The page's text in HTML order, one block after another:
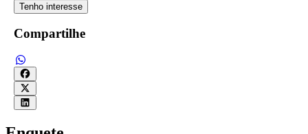
Tenho interesse
Compartilhe